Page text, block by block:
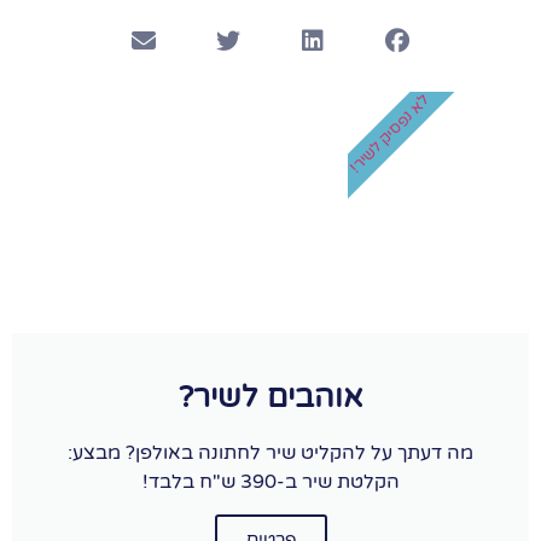
אוהבים לשיר?
מה דעתך על להקליט שיר לחתונה באולפן? מבצע:
הקלטת שיר ב-390 ש"ח בלבד!
לא נפסיק לשיר!